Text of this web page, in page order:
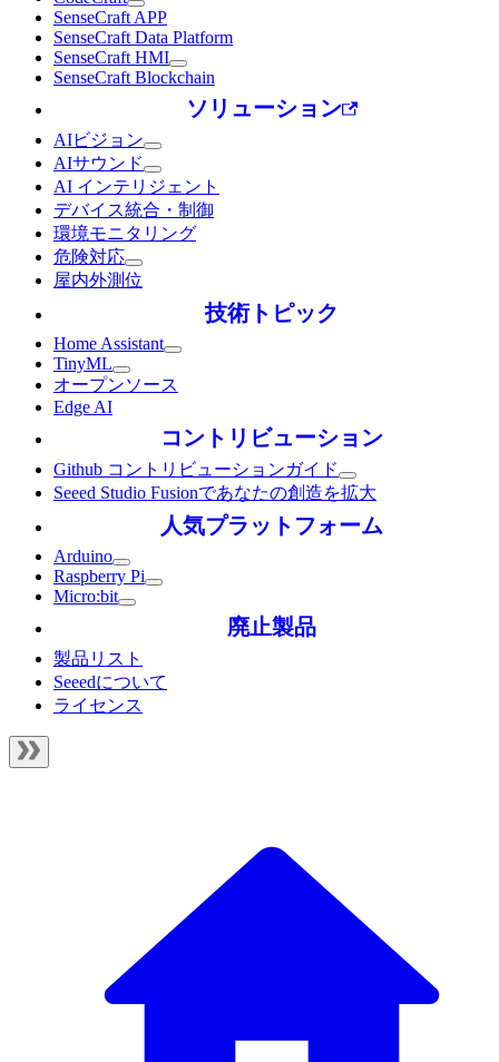
SenseCraft APP
SenseCraft Data Platform
SenseCraft HMI
SenseCraft Blockchain
ソリューション
AIビジョン
AIサウンド
AI インテリジェント
デバイス統合・制御
環境モニタリング
危険対応
屋内外測位
技術トピック
Home Assistant
TinyML
オープンソース
Edge AI
コントリビューション
Github コントリビューションガイド
Seeed Studio Fusionであなたの創造を拡大
人気プラットフォーム
Arduino
Raspberry Pi
Micro:bit
廃止製品
製品リスト
Seeedについて
ライセンス